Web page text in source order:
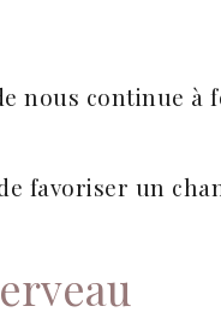
nous continue à
favoriser un